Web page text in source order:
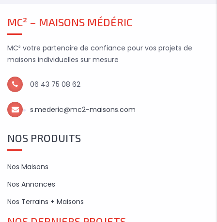
MC² – MAISONS MÉDÉRIC
MC² votre partenaire de confiance pour vos projets de
maisons individuelles sur mesure
06 43 75 08 62
s.mederic@mc2-maisons.com
NOS PRODUITS
Nos Maisons
Nos Annonces
Nos Terrains + Maisons